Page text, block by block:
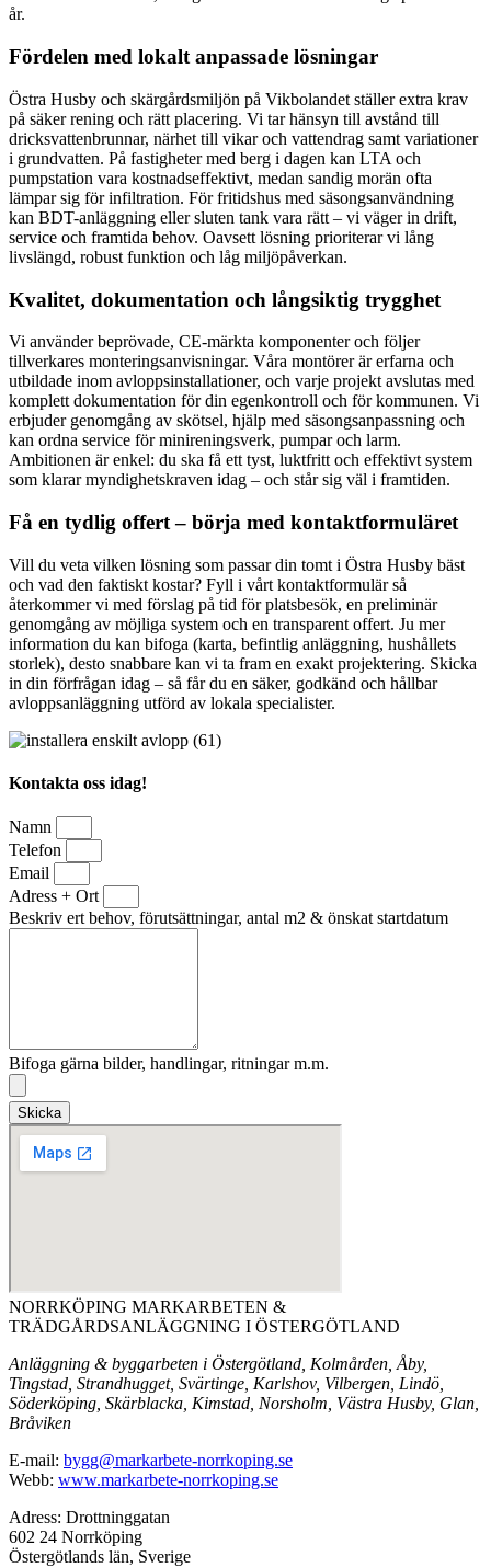
år.
Fördelen med lokalt anpassade lösningar
Östra Husby och skärgårdsmiljön på Vikbolandet ställer extra krav
på säker rening och rätt placering. Vi tar hänsyn till avstånd till
dricksvattenbrunnar, närhet till vikar och vattendrag samt variationer
i grundvatten. På fastigheter med berg i dagen kan LTA och
pumpstation vara kostnadseffektivt, medan sandig morän ofta
lämpar sig för infiltration. För fritidshus med säsongsanvändning
kan BDT-anläggning eller sluten tank vara rätt – vi väger in drift,
service och framtida behov. Oavsett lösning prioriterar vi lång
livslängd, robust funktion och låg miljöpåverkan.
Kvalitet, dokumentation och långsiktig trygghet
Vi använder beprövade, CE-märkta komponenter och följer
tillverkares monteringsanvisningar. Våra montörer är erfarna och
utbildade inom avloppsinstallationer, och varje projekt avslutas med
komplett dokumentation för din egenkontroll och för kommunen. Vi
erbjuder genomgång av skötsel, hjälp med säsongsanpassning och
kan ordna service för minireningsverk, pumpar och larm.
Ambitionen är enkel: du ska få ett tyst, luktfritt och effektivt system
som klarar myndighetskraven idag – och står sig väl i framtiden.
Få en tydlig offert – börja med kontaktformuläret
Vill du veta vilken lösning som passar din tomt i Östra Husby bäst
och vad den faktiskt kostar? Fyll i vårt kontaktformulär så
återkommer vi med förslag på tid för platsbesök, en preliminär
genomgång av möjliga system och en transparent offert. Ju mer
information du kan bifoga (karta, befintlig anläggning, hushållets
storlek), desto snabbare kan vi ta fram en exakt projektering. Skicka
in din förfrågan idag – så får du en säker, godkänd och hållbar
avloppsanläggning utförd av lokala specialister.
Kontakta oss idag!
Namn
Telefon
Email
Adress + Ort
Beskriv ert behov, förutsättningar, antal m2 & önskat startdatum
Bifoga gärna bilder, handlingar, ritningar m.m.
Skicka
NORRKÖPING MARKARBETEN &
TRÄDGÅRDSANLÄGGNING I ÖSTERGÖTLAND
Anläggning & byggarbeten i Östergötland, Kolmården, Åby,
Tingstad, Strandhugget, Svärtinge, Karlshov, Vilbergen, Lindö,
Söderköping, Skärblacka, Kimstad, Norsholm, Västra Husby, Glan,
Bråviken
E-mail: bygg@markarbete-norrkoping.se
Webb: www.markarbete-norrkoping.se
Adress: Drottninggatan
602 24 Norrköping
Östergötlands län, Sverige